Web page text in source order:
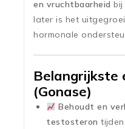
en vruchtbaarheid bij
later is het
hormonale
Belangrijkste
(Gonase)
Behoudt en
testosteron